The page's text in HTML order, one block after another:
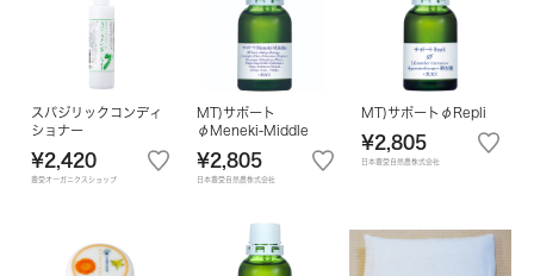
スパジリックコンディ
ショナー
¥2,420
豊受オーガニクスショップ
MT)サポート
φMeneki-Middle
¥2,805
日本豊受自然農株式会社
MT)サポートφRepli
¥2,805
日本豊受自然農株式会社